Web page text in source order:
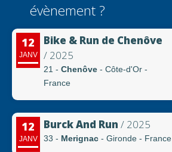
évènement ?
12
JANV
Bike & Run de Chenôve
/ 2025
21 - Chenôve - Côte-d'Or -
France
12
JANV
Burck And Run / 2025
33 - Merignac - Gironde - France